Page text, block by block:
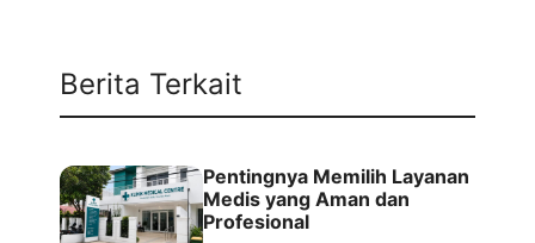
Berita Terkait
Pentingnya Memilih Layanan
Medis yang Aman dan
Profesional